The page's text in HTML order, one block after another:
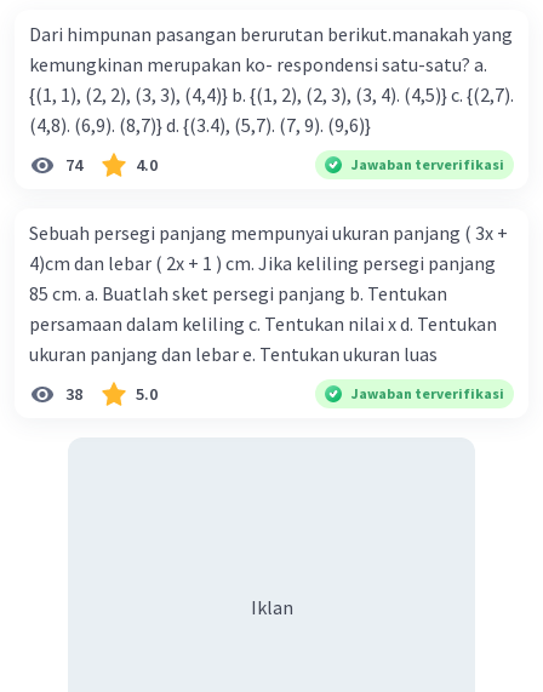
Dari himpunan pasangan berurutan berikut.manakah yang
kemungkinan merupakan ko- respondensi satu-satu? a.
{(1, 1), (2, 2), (3, 3), (4,4)} b. {(1, 2), (2, 3), (3, 4). (4,5)} c. {(2,7).
(4,8). (6,9). (8,7)} d. {(3.4), (5,7). (7, 9). (9,6)}
74 4.0 Jawaban terverifikasi
Sebuah persegi panjang mempunyai ukuran panjang ( 3x +
4)cm dan lebar ( 2x + 1 ) cm. Jika keliling persegi panjang
85 cm. a. Buatlah sket persegi panjang b. Tentukan
persamaan dalam keliling c. Tentukan nilai x d. Tentukan
ukuran panjang dan lebar e. Tentukan ukuran luas
38 5.0 Jawaban terverifikasi
Iklan